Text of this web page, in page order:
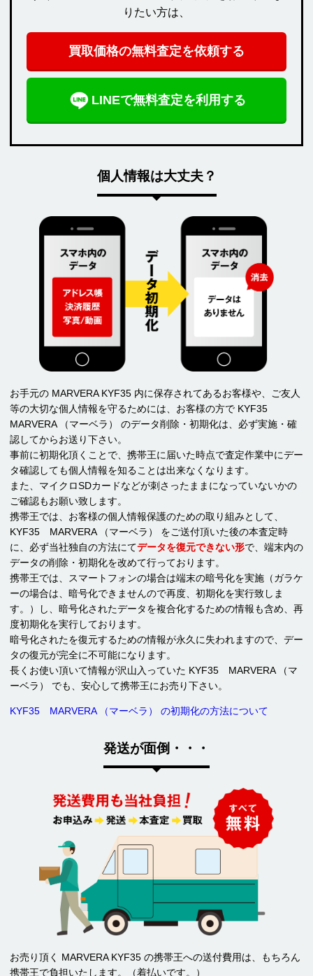
りたい方は、
買取価格の無料査定を依頼する
LINEで無料査定を利用する
個人情報は大丈夫？
お手元の MARVERA KYF35 内に保存されてあるお客様や、ご友人
等の大切な個人情報を守るためには、お客様の方で KYF35
MARVERA （マーベラ） のデータ削除・初期化は、必ず実施・確
認してからお送り下さい。
事前に初期化頂くことで、携帯王に届いた時点で査定作業中にデー
タ確認しても個人情報を知ることは出来なくなります。
また、マイクロSDカードなどが刺さったままになっていないかの
ご確認もお願い致します。
携帯王では、お客様の個人情報保護のための取り組みとして、
KYF35 MARVERA （マーベラ） をご送付頂いた後の本査定時
に、必ず当社独自の方法にてデータを復元できない形で、端末内の
データの削除・初期化を改めて行っております。
携帯王では、スマートフォンの場合は端末の暗号化を実施（ガラケ
ーの場合は、暗号化できませんので再度、初期化を実行致しま
す。）し、暗号化されたデータを複合化するための情報も含め、再
度初期化を実行しております。
暗号化されたを復元するための情報が永久に失われますので、デー
タの復元が完全に不可能になります。
長くお使い頂いて情報が沢山入っていた KYF35 MARVERA （マ
ーベラ） でも、安心して携帯王にお売り下さい。
KYF35 MARVERA （マーベラ） の初期化の方法について
発送が面倒・・・
お売り頂く MARVERA KYF35 の携帯王への送付費用は、もちろん
携帯王で負担いたします。（着払いです。）